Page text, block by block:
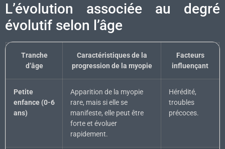
L’évolution associée au degré
évolutif selon l’âge
Tranche
d’âge
Caractéristiques de la
progression de la myopie
Facteurs
influençant
Petite
enfance (0-6
ans)
Apparition de la myopie
rare, mais si elle se
manifeste, elle peut être
forte et évoluer
rapidement.
Hérédité,
troubles
précoces.